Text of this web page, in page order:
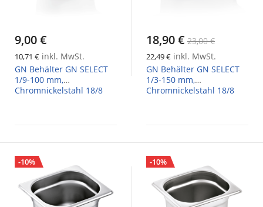
9,00 €
10,71 € inkl. MwSt.
GN Behälter GN SELECT
1/9-100 mm,
Chromnickelstahl 18/8
18,90 € 23,00 €
22,49 € inkl. MwSt.
GN Behälter GN SELECT
1/3-150 mm,
Chromnickelstahl 18/8
-10% -10%